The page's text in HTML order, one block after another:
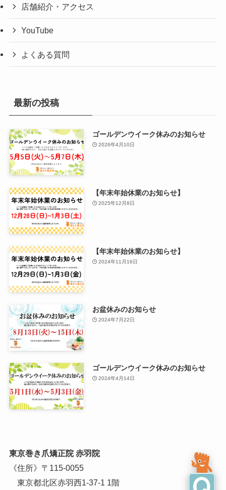
店舗紹介・アクセス
YouTube
よくある質問
最新の投稿
ゴールデンウイーク休みのお知らせ
2026年4月10日
【年末年始休業のお知らせ】
2025年12月8日
【年末年始休業のお知らせ】
2024年11月16日
お盆休みのお知らせ
2024年7月22日
ゴールデンウイーク休みのお知らせ
2024年4月14日
東京巻き爪矯正院 赤羽院
《住所》〒115-0055
東京都北区赤羽西1-37-1 1階